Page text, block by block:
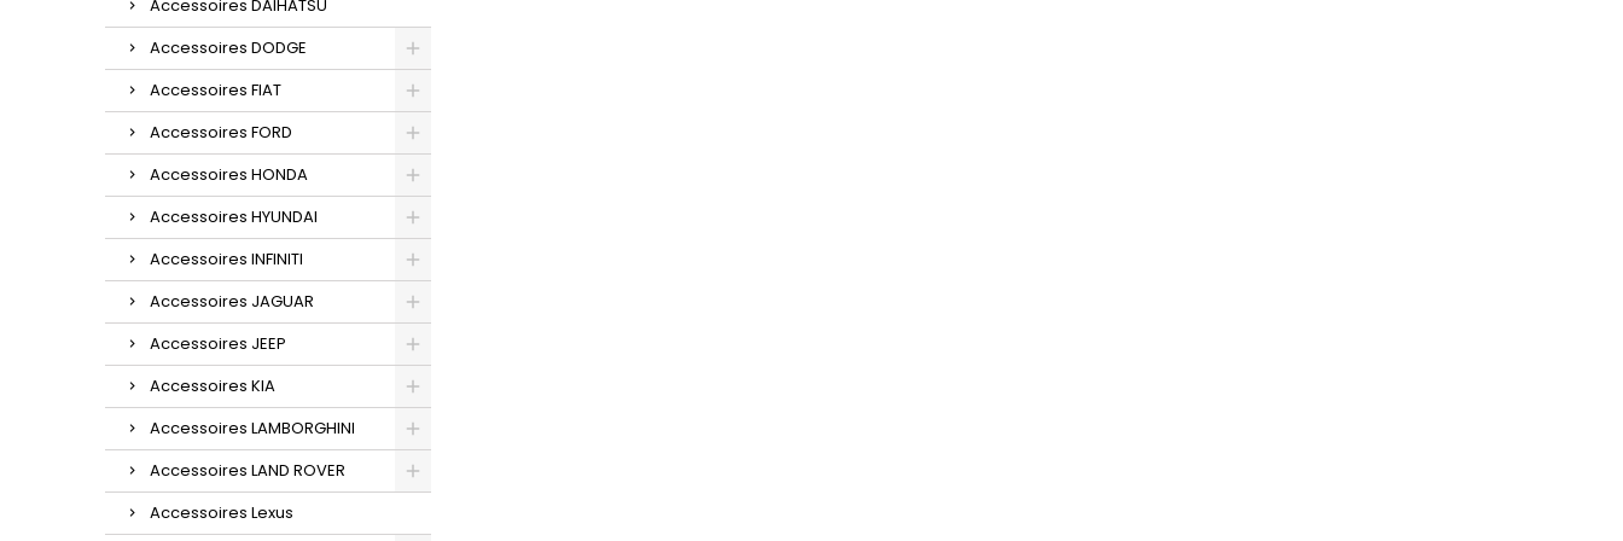
Accessoires DAIHATSU
Accessoires DODGE
Accessoires FIAT
Accessoires FORD
Accessoires HONDA
Accessoires HYUNDAI
Accessoires INFINITI
Accessoires JAGUAR
Accessoires JEEP
Accessoires KIA
Accessoires LAMBORGHINI
Accessoires LAND ROVER
Accessoires Lexus